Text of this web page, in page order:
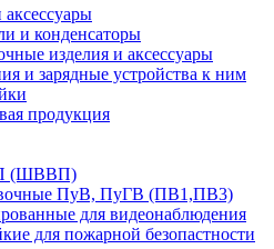
и конденсаторы
изделия и аксессуары
и зарядные устройства к ним
продукция
(ШВВП)
ПуВ, ПуГВ (ПВ1,ПВ3)
для видеонаблюдения
для пожарной безопастности